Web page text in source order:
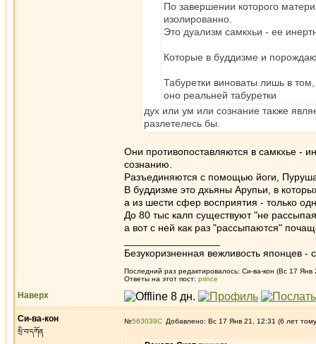
По завершении которого
изолированно.
Это дуализм самкхьи - ее
Которые в буддизме и
Табуретки виноваты лишь в
оно реальней табуретки
дух или ум или сознание также
разлетелесь бы.
Они противопоставляются в самкхье -
сознанию.
Разъединяются с помощью йоги,
В буддизме это дхьяны Арупьи, в
а из шести сфер восприятия - только
До 80 тыс калп существуют "не
а вот с ней как раз "рассыпаются"
Безукоризненная вежливость японцев -
Последний раз редактировалось: Си-ва-кон (Вс 17 Янв
Ответы на этот пост: prince
Наверх
Си-ва-кон
སྲི་བ་དཀོན
№563039 Добавлено: Вс 17 Янв 21, 12:31 (6 лет